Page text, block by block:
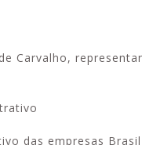
Carvalho,
das empresas